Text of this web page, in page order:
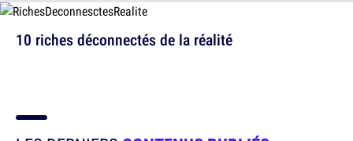
10 riches déconnectés de la réalité